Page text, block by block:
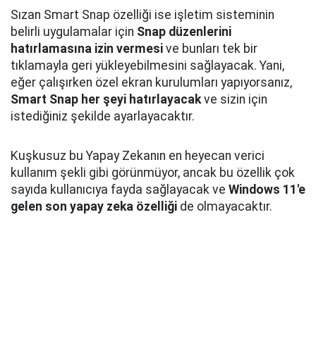
Sızan Smart Snap özelliği ise işletim sisteminin
belirli uygulamalar için Snap düzenlerini
hatırlamasına izin vermesi ve bunları tek bir
tıklamayla geri yükleyebilmesini sağlayacak. Yani,
eğer çalışırken özel ekran kurulumları yapıyorsanız,
Smart Snap her şeyi hatırlayacakve sizin için
istediğiniz şekilde ayarlayacaktır.
Kuşkusuz bu Yapay Zekanın en heyecan verici
kullanım şekli gibi görünmüyor, ancak bu özellik çok
sayıda kullanıcıya fayda sağlayacak ve Windows 11'e
gelen son yapay zeka özelliği de olmayacaktır.